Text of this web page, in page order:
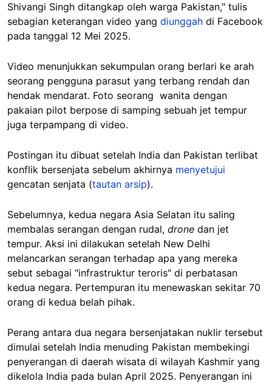
Shivangi Singh ditangkap oleh warga Pakistan," tulis
sebagian keterangan video yang diunggah di Facebook
pada tanggal 12 Mei 2025.
Video menunjukkan sekumpulan orang berlari ke arah
seorang pengguna parasut yang terbang rendah dan
hendak mendarat. Foto seorang wanita dengan
pakaian pilot berpose di samping sebuah jet tempur
juga terpampang di video.
Postingan itu dibuat setelah India dan Pakistan terlibat
konflik bersenjata sebelum akhirnya menyetujui
gencatan senjata (tautan arsip).
Sebelumnya, kedua negara Asia Selatan itu saling
membalas serangan dengan rudal, drone dan jet
tempur. Aksi ini dilakukan setelah New Delhi
melancarkan serangan terhadap apa yang mereka
sebut sebagai "infrastruktur teroris" di perbatasan
kedua negara. Pertempuran itu menewaskan sekitar 70
orang di kedua belah pihak.
Perang antara dua negara bersenjatakan nuklir tersebut
dimulai setelah India menuding Pakistan membekingi
penyerangan di daerah wisata di wilayah Kashmir yang
dikelola India pada bulan April 2025. Penyerangan ini